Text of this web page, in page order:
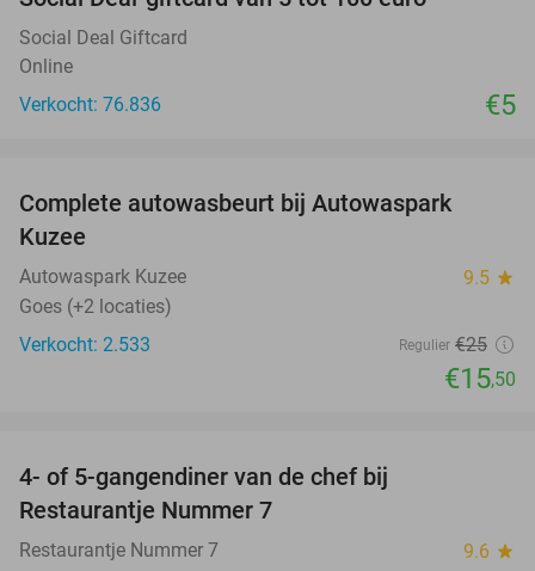
Social Deal Giftcard
Online
Verkocht: 76.836
€5
Complete autowasbeurt bij Autowaspark
Kuzee
Autowaspark Kuzee 9.5 star
Goes (+2 locaties)
Verkocht: 2.533
Regulier €25
€15,50
4- of 5-gangendiner van de chef bij
Restaurantje Nummer 7
Restaurantje Nummer 7 9.6 star